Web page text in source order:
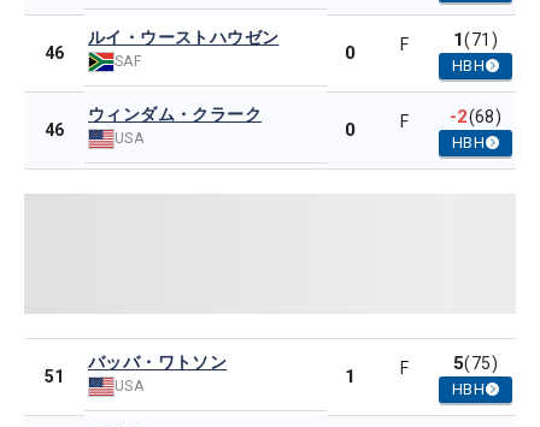
46
ルイ・ウーストハウゼン
SAF 0 F 1(71)
HBH
46
ウィンダム・クラーク
USA 0 F -2(68)
HBH
51
バッバ・ワトソン
USA 1 F 5(75)
HBH